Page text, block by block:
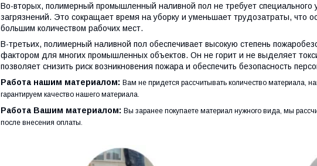
Во-вторых, полимерный промышленный наливной пол не требует специального
загрязнений. Это сокращает время на уборку и уменьшает трудозатраты, что
большим количеством рабочих мест.
В-третьих, полимерный наливной пол обеспечивает высокую степень
фактором для многих промышленных объектов. Он не горит и не выделяет
позволяет снизить риск возникновения пожара и обеспечить безопасность
Работа нашим материалом: Вам не придется рассчитывать количество материала,
гарантируем качество нашего материала.
Работа Вашим материалом: Вы заранее покупаете материал нужного вида, мы
после внесения оплаты.